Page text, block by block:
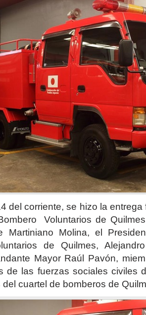
del corriente, se hizo la
Voluntarios de
Martiniano Molina, el
de Quilmes,
Mayor Raúl Pavón,
de las fuerzas sociales civiles
cuartel de bomberos de